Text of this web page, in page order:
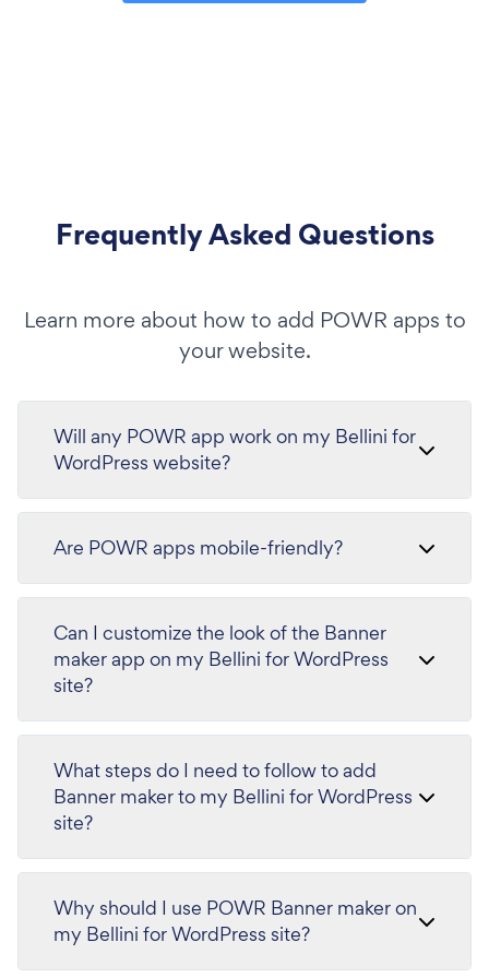
Frequently Asked Questions
Learn more about how to add POWR apps to
your website.
Will any POWR app work on my Bellini for
WordPress website?
Are POWR apps mobile-friendly?
Can I customize the look of the Banner
maker app on my Bellini for WordPress
site?
What steps do I need to follow to add
Banner maker to my Bellini for WordPress
site?
Why should I use POWR Banner maker on
my Bellini for WordPress site?